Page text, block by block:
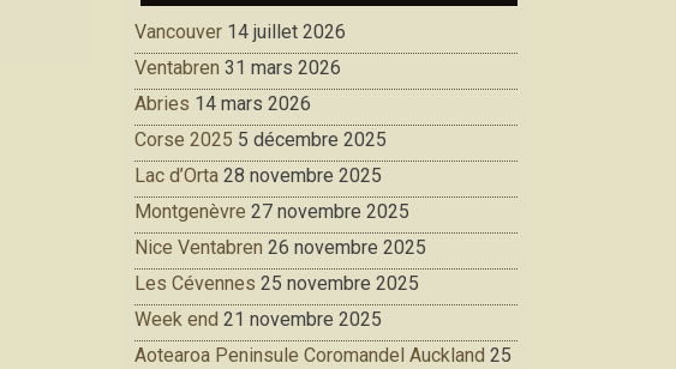
Vancouver 14 juillet 2026
Ventabren 31 mars 2026
Abries 14 mars 2026
Corse 2025 5 décembre 2025
Lac d’Orta 28 novembre 2025
Montgenèvre 27 novembre 2025
Nice Ventabren 26 novembre 2025
Les Cévennes 25 novembre 2025
Week end 21 novembre 2025
Aotearoa Peninsule Coromandel Auckland 25